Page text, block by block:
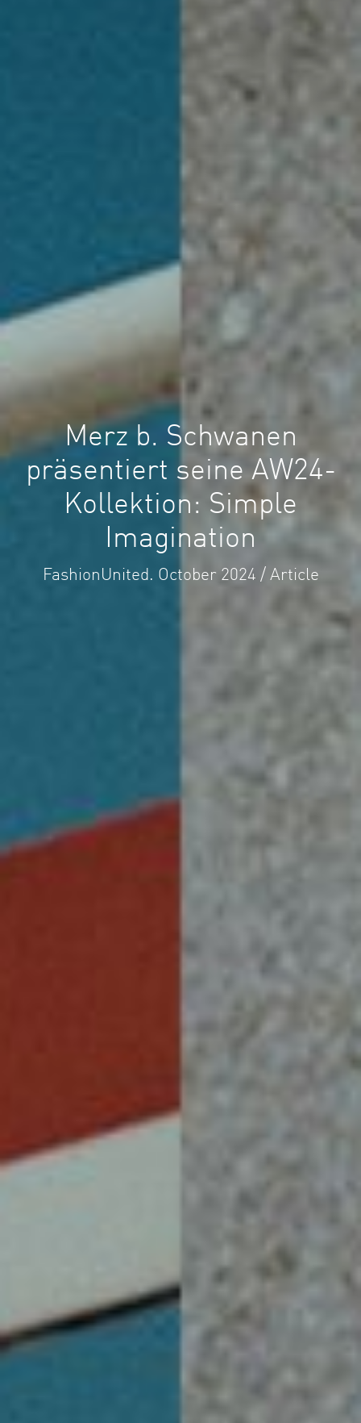
Merz b. Schwanen
präsentiert seine AW24-
Kollektion: Simple
Imagination
FashionUnited. October 2024 / Article